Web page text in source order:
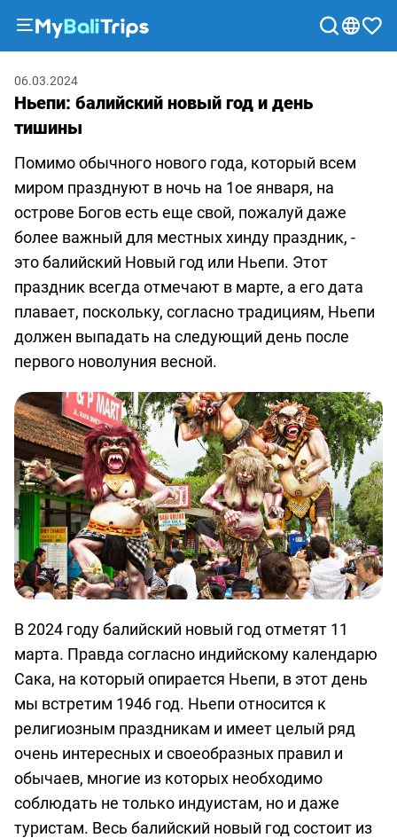
и
экскурсии
Блог
О
нас
Способы
оплаты
Партнерская
программа
Сотрудничество
с
турагентствами
Соглашение
о
предоставлении
услуг
Ньепи: балийский новый год и день
тишины
06.03.2024
Помимо обычного нового года, который всем
миром празднуют в ночь на 1ое января, на
острове Богов есть еще свой, пожалуй даже
более важный для местных хинду праздник, -
это балийский Новый год или Ньепи. Этот
праздник всегда отмечают в марте, а его дата
плавает, поскольку, согласно традициям, Ньепи
должен выпадать на следующий день после
первого новолуния весной.
В 2024 году балийский новый год отметят 11
марта. Правда согласно индийскому календарю
Сака, на который опирается Ньепи, в этот день
мы встретим 1946 год. Ньепи относится к
религиозным праздникам и имеет целый ряд
очень интересных и своеобразных правил и
обычаев, многие из которых необходимо
соблюдать не только индуистам, но и даже
туристам. Весь балийский новый год состоит из